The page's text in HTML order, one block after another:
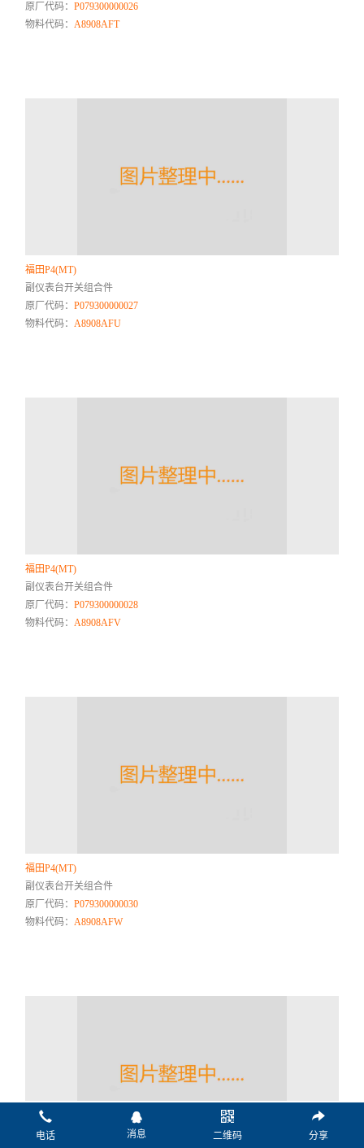
原厂代码：P079300000026
物料代码：A8908AFT
福田P4(MT)
副仪表台开关组合件
原厂代码：P079300000027
物料代码：A8908AFU
福田P4(MT)
副仪表台开关组合件
原厂代码：P079300000028
物料代码：A8908AFV
福田P4(MT)
副仪表台开关组合件
原厂代码：P079300000030
物料代码：A8908AFW
电话 消息 二维码 分享